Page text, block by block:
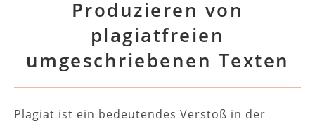
Produzieren von
plagiatfreien
umgeschriebenen Texten
Plagiat ist ein bedeutendes Verstoß in der